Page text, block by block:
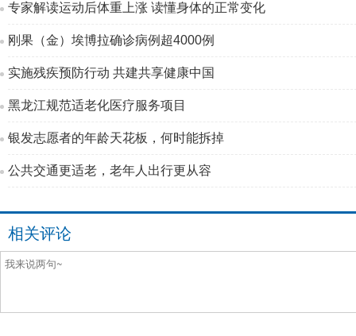
专家解读运动后体重上涨 读懂身体的正常变化
刚果（金）埃博拉确诊病例超4000例
实施残疾预防行动 共建共享健康中国
黑龙江规范适老化医疗服务项目
银发志愿者的年龄天花板，何时能拆掉
公共交通更适老，老年人出行更从容
相关评论